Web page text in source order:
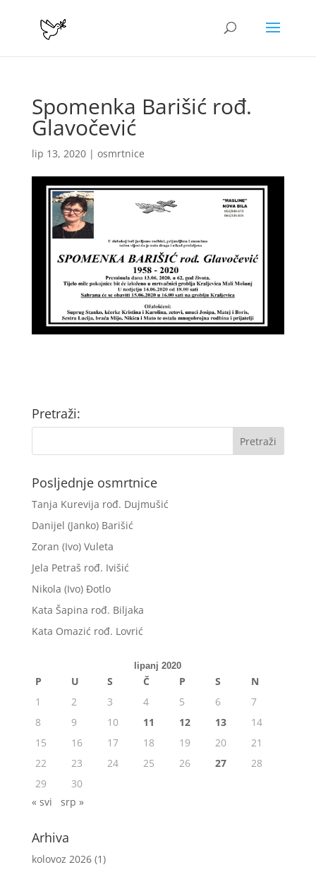
Spomenka Barišić rođ.
Glavočević
lip 13, 2020| osmrtnice
Pretraži:
Posljednje osmrtnice
Tanja Kurevija rođ. Dujmušić
Danijel (Janko) Barišić
Zoran (Ivo) Vuleta
Jela Petraš rođ. Ivišić
Nikola (Ivo) Đotlo
Kata Šapina rođ. Biljaka
Kata Omazić rođ. Lovrić
lipanj 2020
P U S Č P S
N
1
2 3 4 5 6
7
8
9 10 11 12 13
14
15
16 17 18 19 20
21
22
23 24 25 26 27
28
29
30
« svi
srp »
Arhiva
kolovoz 2026(1)